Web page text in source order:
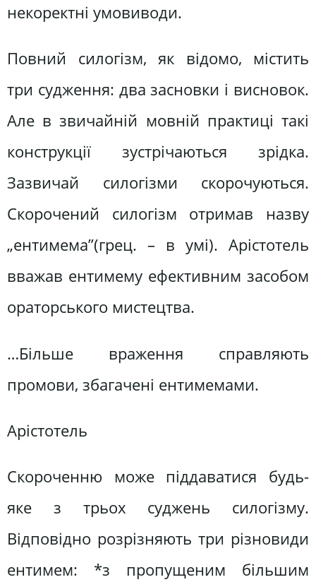
некоректні умовиводи.
Повний силогізм, як відомо, містить
три судження: два засновки і висновок.
Але в звичайній мовній практиці такі
конструкції зустрічаються зрідка.
Зазвичай силогізми скорочуються.
Скорочений силогізм отримав назву
„ентимема”(грец. – в умі). Арістотель
вважав ентимему ефективним засобом
ораторського мистецтва.
…Більше враження справляють
промови, збагачені ентимемами.
Арістотель
Скороченню може піддаватися будь-
яке з трьох суджень силогізму.
Відповідно розрізняють три різновиди
ентимем: *з пропущеним більшим